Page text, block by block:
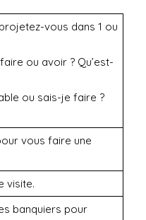
vous dans 1 ou
ou avoir ? Qu’est-
ou sais-je faire ?
vous faire une
visite.
banquiers pour